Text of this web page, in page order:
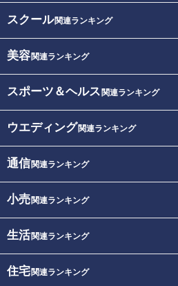
スクール関連ランキング
美容関連ランキング
スポーツ＆ヘルス 関連ランキング
ウエディング関連ランキング
通信関連ランキング
小売関連ランキング
生活関連ランキング
住宅関連ランキング